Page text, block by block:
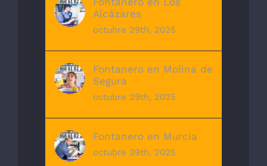
Alcázares
octubre 29th, 2025
Fontanero en Molina de
Segura
octubre 29th, 2025
Fontanero en Murcia
octubre 29th, 2025